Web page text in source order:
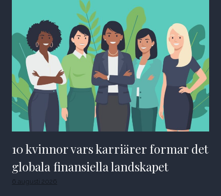
10 kvinnor vars karriärer formar det
globala finansiella landskapet
6 augusti 2026